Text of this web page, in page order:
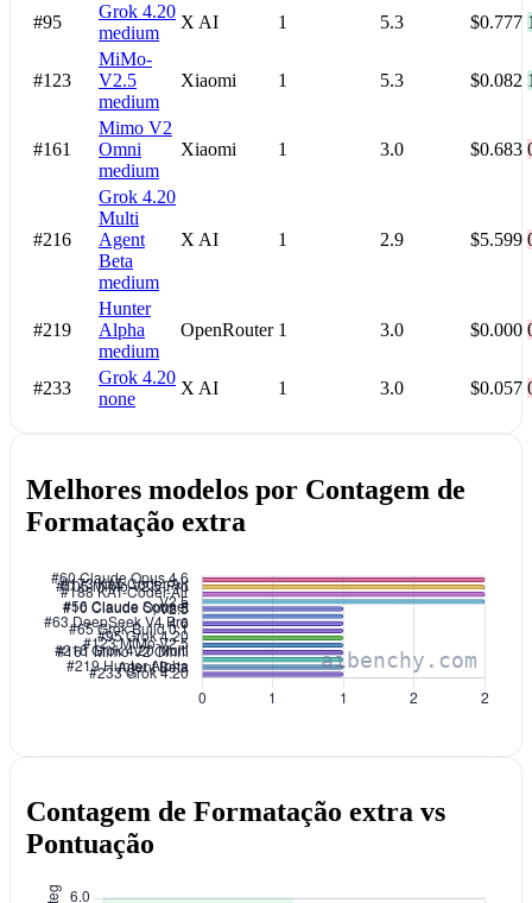
#95
Grok 4.20
medium
X AI 1 5.3 $0.777
#123
MiMo-
V2.5
medium
Xiaomi 1 5.3 $0.082
#161
Mimo V2
Omni
medium
Xiaomi 1 3.0 $0.683
#216
Grok 4.20
Multi
Agent
Beta
medium
X AI 1 2.9 $5.599
#219
Hunter
Alpha
medium
OpenRouter 1 3.0 $0.000
#233
Grok 4.20
none
X AI 1 3.0 $0.057
Melhores modelos por Contagem de
Formatação extra
Contagem de Formatação extra vs
Pontuação